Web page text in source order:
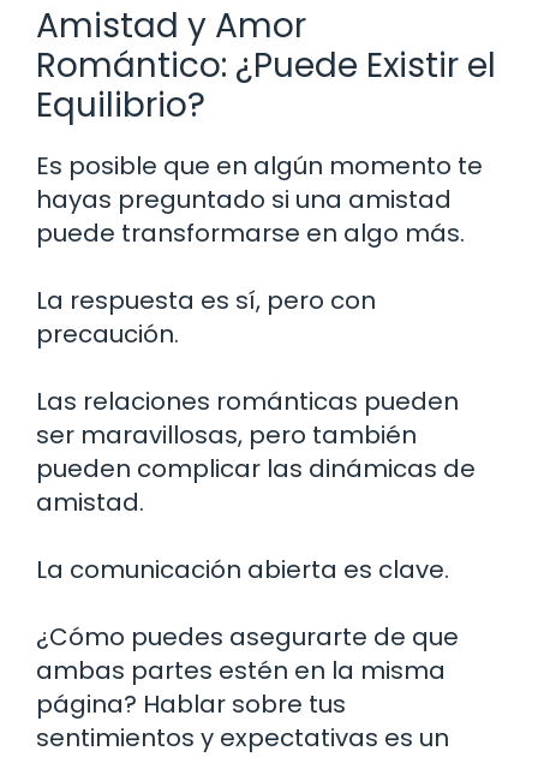
Amistad y Amor
Romántico: ¿Puede Existir el
Equilibrio?
Es posible que en algún momento te
hayas preguntado si una amistad
puede transformarse en algo más.
La respuesta es sí, pero con
precaución.
Las relaciones románticas pueden
ser maravillosas, pero también
pueden complicar las dinámicas de
amistad.
La comunicación abierta es clave.
¿Cómo puedes asegurarte de que
ambas partes estén en la misma
página? Hablar sobre tus
sentimientos y expectativas es un